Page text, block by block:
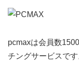
pcmaxは会員数
チングサービスです